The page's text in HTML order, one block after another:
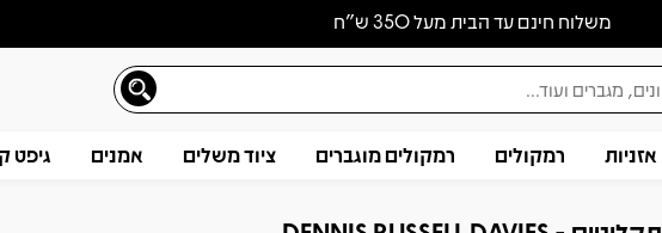
משלוח חינם עד הבית מעל 350 ש״ח
אזניות רמקולים רמקולים מוגברים ציוד משלים אמנים גיפט